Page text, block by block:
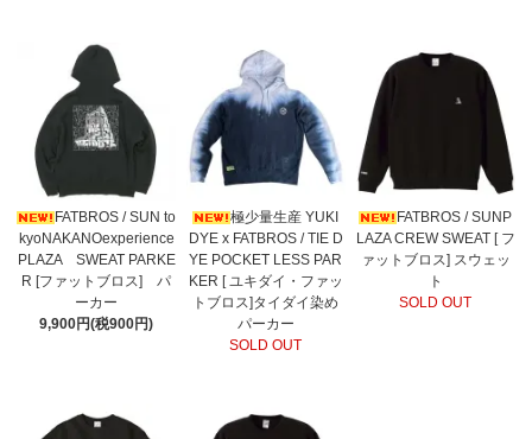
FATBROS / SUN to
kyoNAKANOexperience
PLAZA SWEAT PARKE
R [ファットブロス] パ
ーカー
9,900円(税900円)
極少量生産 YUKI
DYE x FATBROS / TIE D
YE POCKET LESS PAR
KER [ ユキダイ・ファッ
トブロス]タイダイ染め
パーカー
SOLD OUT
FATBROS / SUNP
LAZA CREW SWEAT [ フ
ァットブロス] スウェッ
ト
SOLD OUT